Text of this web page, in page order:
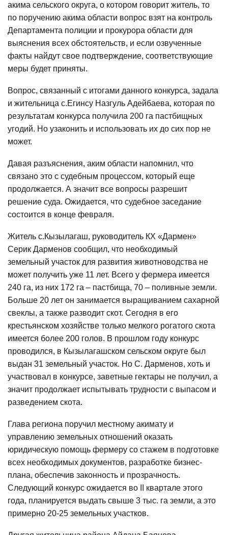
акима сельского округа, о котором говорит житель, то
по поручению акима области вопрос взят на контроль
Департамента полиции и прокурора области для
выяснения всех обстоятельств, и если озвученные
факты найдут свое подтверждение, соответствующие
меры будет приняты.
Вопрос, связанный с итогами данного конкурса, задала
и жительница с.Егинсу Назгуль Адейбаева, которая по
результатам конкурса получила 200 га пастбищных
угодий. Но узаконить и использовать их до сих пор не
может.
Давая разъяснения, аким области напомнил, что
связано это с судебным процессом, который еще
продолжается. А значит все вопросы разрешит
решение суда. Ожидается, что судебное заседание
состоится в конце февраля.
Житель с.Кызылагаш, руководитель КХ «Дармен»
Серик Дарменов сообщил, что необходимый
земельный участок для развития животноводства не
может получить уже 11 лет. Всего у фермера имеется
240 га, из них 172 га – пастбища, 70 – поливные земли.
Больше 20 лет он занимается выращиванием сахарной
свеклы, а также разводит скот. Сегодня в его
крестьянском хозяйстве только мелкого рогатого скота
имеется более 200 голов. В прошлом году конкурс
проводился, в Кызылагашском сельском округе был
выдан 31 земельный участок. Но С. Дарменов, хоть и
участвовал в конкурсе, заветные гектары не получил, а
значит продолжает испытывать трудности с выпасом и
разведением скота.
Глава региона поручил местному акимату и
управлению земельных отношений оказать
юридическую помощь фермеру со стажем в подготовке
всех необходимых документов, разработке бизнес-
плана, обеспечив законность и прозрачность.
Следующий конкурс ожидается во ІІ квартале этого
года, планируется выдать свыше 3 тыс. га земли, а это
примерно 20-25 земельных участков.